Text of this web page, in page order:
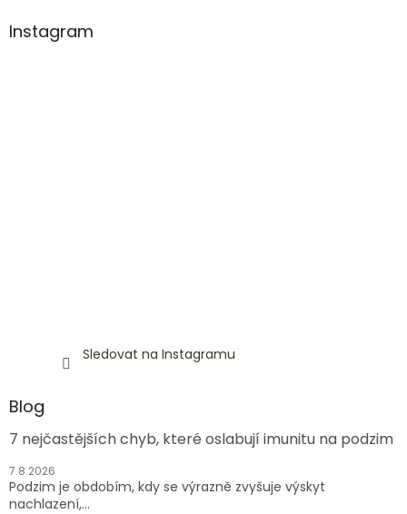
Instagram
Sledovat na Instagramu
Blog
7 nejčastějších chyb, které oslabují imunitu na podzim
7.8.2026
Podzim je obdobím, kdy se výrazně zvyšuje výskyt
nachlazení,...